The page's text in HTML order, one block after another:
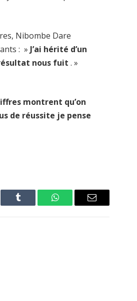
Nibombe Dare
: » J’ai hérité d’un
nous fuit . »
montrent qu’on
de réussite je pense
Tumblr WhatsAppEmail